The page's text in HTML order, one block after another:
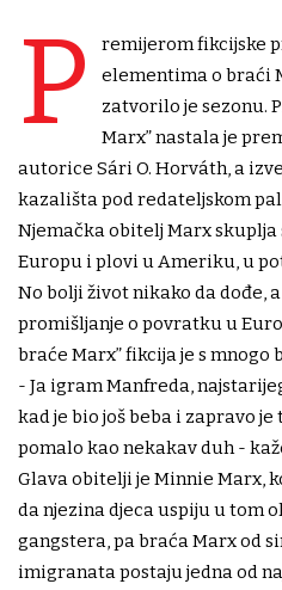
P
remijerom fikcijske
elementima o braći
zatvorilo je sezonu.
Marx” nastala je
autorice Sári O. Horváth, a
kazališta pod redateljskom
Njemačka obitelj Marx skuplja
Europu i plovi u Ameriku, u
No bolji život nikako da dođe,
promišljanje o povratku u
braće Marx” fikcija je s
- Ja igram Manfreda,
kad je bio još beba i zapravo je
pomalo kao nekakav duh -
Glava obitelji je Minnie Marx,
da njezina djeca uspiju u tom
gangstera, pa braća Marx od
imigranata postaju jedna od